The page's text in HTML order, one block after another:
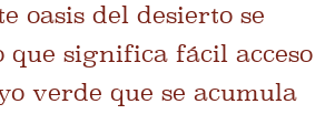
oasis del desierto se
significa fácil acceso
verde que se acumula